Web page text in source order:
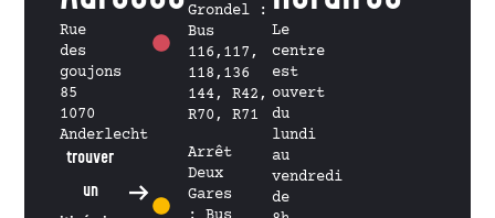
Rue
des
goujons
85
1070
Anderlecht
trouver
un
Grondel :
Bus
116,117,
118,136
144, R42,
R70, R71
Arrêt
Deux
Gares
Le
centre
est
ouvert
du
lundi
au
vendredi
de